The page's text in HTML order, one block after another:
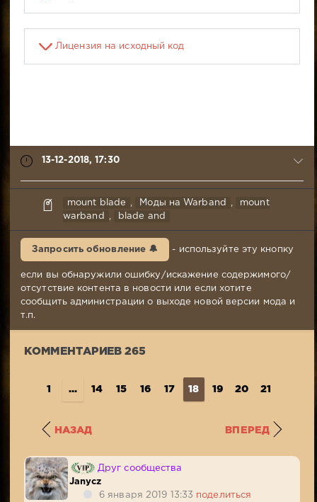
Лицензия на исходный код
13-12-2018, 17:30
Janycz
12-
Комментариев:
265
Просмотров:
mount blade , Моды на Warband ,
mount
warband
, blade and
Запросить обновление 🔔 - используйте эту кнопку
если вы обнаружили ошибку/искажение содержимого/
отсутствие контента в новости или если хотите
сообщить администрации о выходе новой версии мода и
т.п.
КОММЕНТАРИЕВ 265
1 ... 14 15 16 17 18 19 20 21
НАЗАД ВПЕРЕД
Друг сообщества
Janycz
6 января 2019 13:33 поделиться